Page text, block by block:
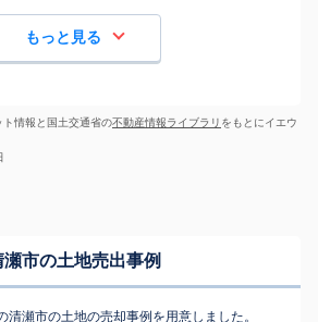
もっと見る
情報と国土交通省の不動産情報ライブラリ をもとにイエウ
瀬市の土地売出事例
清瀬市の土地の売却事例を用意しました。